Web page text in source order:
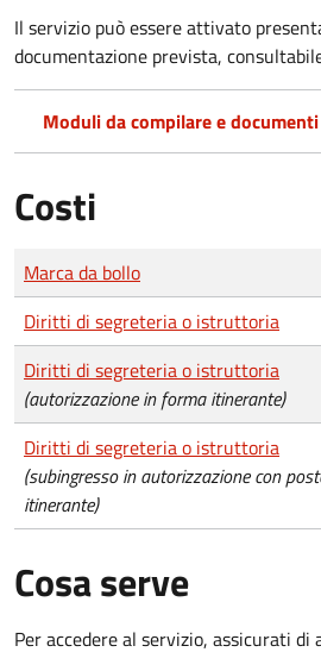
Il servizio può essere attivato
documentazione prevista,
Moduli da compilare e
Costi
Tipo di pagamento
Importo
Marca da bollo
Diritti di segreteria o istruttoria
Diritti di segreteria o istruttoria
(autorizzazione in forma itinerante)
Diritti di segreteria o istruttoria
(subingresso in autorizzazione con
itinerante)
Cosa serve
Per accedere al servizio, assicurati di